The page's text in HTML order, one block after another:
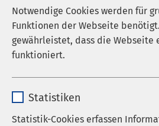
Notwendige Cookies werden für
Funktionen der Webseite
gewährleistet, dass die Webseite
funktioniert.
Anbieter sgalinski
Statistiken
Statistik-Cookies erfassen